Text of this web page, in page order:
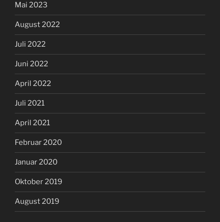
Mai 2023
August 2022
Juli 2022
Juni 2022
April 2022
Juli 2021
April 2021
Februar 2020
Januar 2020
Oktober 2019
August 2019